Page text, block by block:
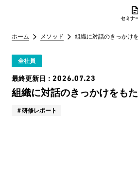
セミナ
ホーム メソッド 組織に対話のきっかけ
全社員
最終更新日： 2026.07.23
組織に対話のきっかけをも
研修レポート